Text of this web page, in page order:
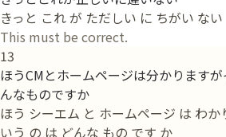
きっと これ が ただしい に ちがい ない
This must be correct.
13
ほうCMとホームページは分かります
んなものですか
ほう シーエム と ホームページ は わか
いう の は どんな もの です か